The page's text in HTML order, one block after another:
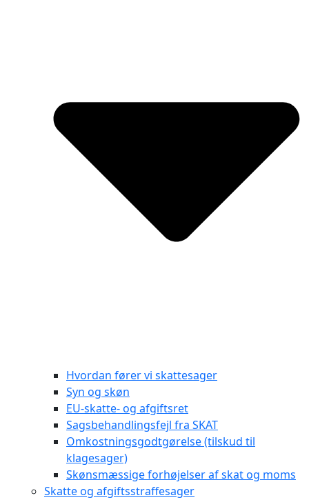
Hvordan fører vi skattesager
Syn og skøn
EU-skatte- og afgiftsret
Sagsbehandlingsfejl fra SKAT
Omkostningsgodtgørelse (tilskud til
klagesager)
Skønsmæssige forhøjelser af skat og moms
Skatte og afgiftsstraffesager